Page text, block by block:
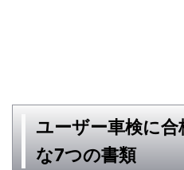
ユーザー車検に
な7つの書類